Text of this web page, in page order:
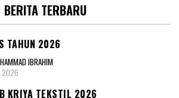
BERITA TERBARU
TAHUN 2026
IBRAHIM
2026
KRIYA TEKSTIL 2026